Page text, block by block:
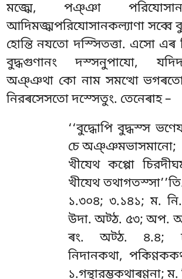
মজ্ঝে, পঞ্ঞা
আদিমজ্ঝপরিযোসানকল্যাণা সব্বে
হোন্তি নযতো দস্সিতত্তা. এসো এৰ
বুদ্ধগুণানং দস্সনুপাযো,
অঞ্ঞথা কো নাম সমত্থো
নিরৰসেসতো দস্সেতুং. তেনেৰাহ –
‘‘বুদ্ধোপি বুদ্ধস্স
চে অঞ্ঞমভাসমানো;
খীযেথ কপ্পো
খীযেথ
১.৩০৪; ৩.১৪১; ম.
উদা. অট্ঠ. ৫৩; অপ.
ৰং. অট্ঠ. ৪.৪;
নিদানকথা,
১.গন্থারম্ভকথাৰণ্ণনা;